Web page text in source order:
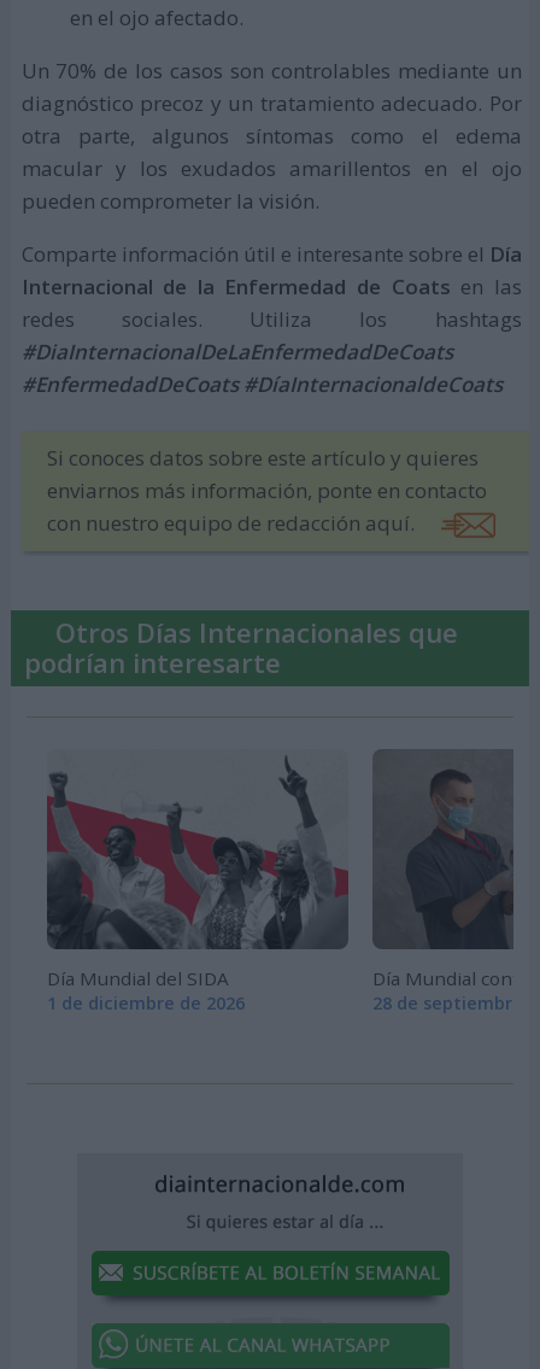
en el ojo afectado.
Un 70% de los casos son controlables mediante un
diagnóstico precoz y un tratamiento adecuado. Por
otra parte, algunos síntomas como el edema
macular y los exudados amarillentos en el ojo
pueden comprometer la visión.
Comparte información útil e interesante sobre el Día
Internacional de la Enfermedad de Coats en las
redes sociales. Utiliza los hashtags
#DiaInternacionalDeLaEnfermedadDeCoats
#EnfermedadDeCoats #DíaInternacionaldeCoats
Si conoces datos sobre este artículo y quieres
enviarnos más información, ponte en contacto
con nuestro equipo de redacción aquí.
Otros Días Internacionales que
podrían interesarte
Día Mundial del SIDA
1 de diciembre de 2026
Día Mundial contra
28 de septiembre